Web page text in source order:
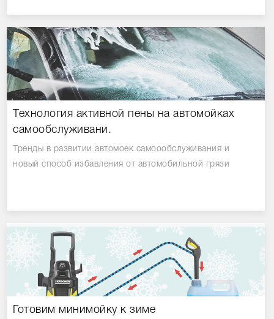
Технология активной пены на автомойках
самообслуживани.
Тренды в развитии автомоек самоообслуживания и
новый способ избавления от автомобильной грязи
Готовим минимойку к зиме